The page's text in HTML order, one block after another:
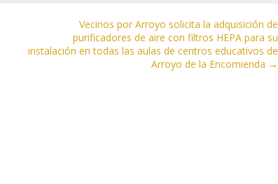
Vecinos por Arroyo solicita la adquisición de
purificadores de aire con filtros HEPA para su
instalación en todas las aulas de centros educativos de
Arroyo de la Encomienda →